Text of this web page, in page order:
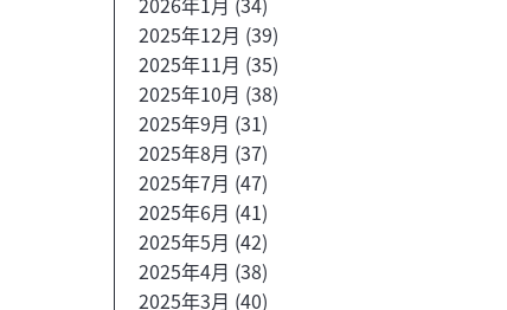
2025年12月 (39)
2025年11月 (35)
2025年10月 (38)
2025年9月 (31)
2025年8月 (37)
2025年7月 (47)
2025年6月 (41)
2025年5月 (42)
2025年4月 (38)
2025年3月 (40)